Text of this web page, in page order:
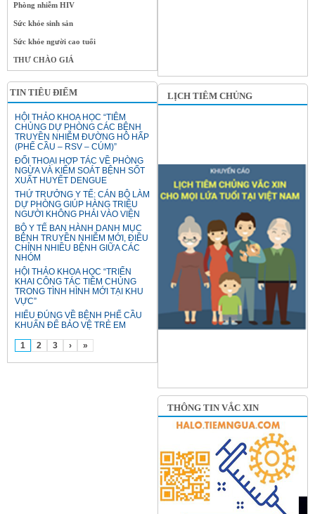
Phòng nhiễm HIV
Sức khỏe sinh sản
Sức khỏe người cao tuổi
THƯ CHÀO GIÁ
TIN TIÊU ĐIỂM
HỘI THẢO KHOA HỌC “TIÊM
CHỦNG DỰ PHÒNG CÁC BỆNH
TRUYỀN NHIỄM ĐƯỜNG HÔ HẤP
(PHẾ CẦU – RSV – CÚM)”
ĐỐI THOẠI HỢP TÁC VỀ PHÒNG
NGỪA VÀ KIỂM SOÁT BỆNH SỐT
XUẤT HUYẾT DENGUE
THỨ TRƯỞNG Y TẾ: CÁN BỘ LÀM
DỰ PHÒNG GIÚP HÀNG TRIỆU
NGƯỜI KHÔNG PHẢI VÀO VIỆN
BỘ Y TẾ BAN HÀNH DANH MỤC
BỆNH TRUYỀN NHIỄM MỚI, ĐIỀU
CHỈNH NHIỀU BỆNH GIỮA CÁC
NHÓM
HỘI THẢO KHOA HỌC “TRIỂN
KHAI CÔNG TÁC TIÊM CHỦNG
TRONG TÌNH HÌNH MỚI TẠI KHU
VỰC”
HIỂU ĐÚNG VỀ BỆNH PHẾ CẦU
KHUẨN ĐỂ BẢO VỆ TRẺ EM
1 2 3 › »
LỊCH TIÊM CHỦNG
THÔNG TIN VẮC XIN